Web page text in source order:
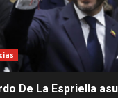
De La Espriella